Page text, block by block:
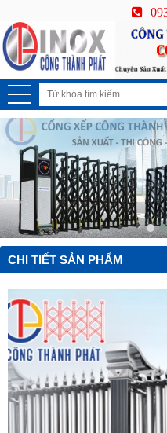
CHI TIẾT SẢN PHẨM